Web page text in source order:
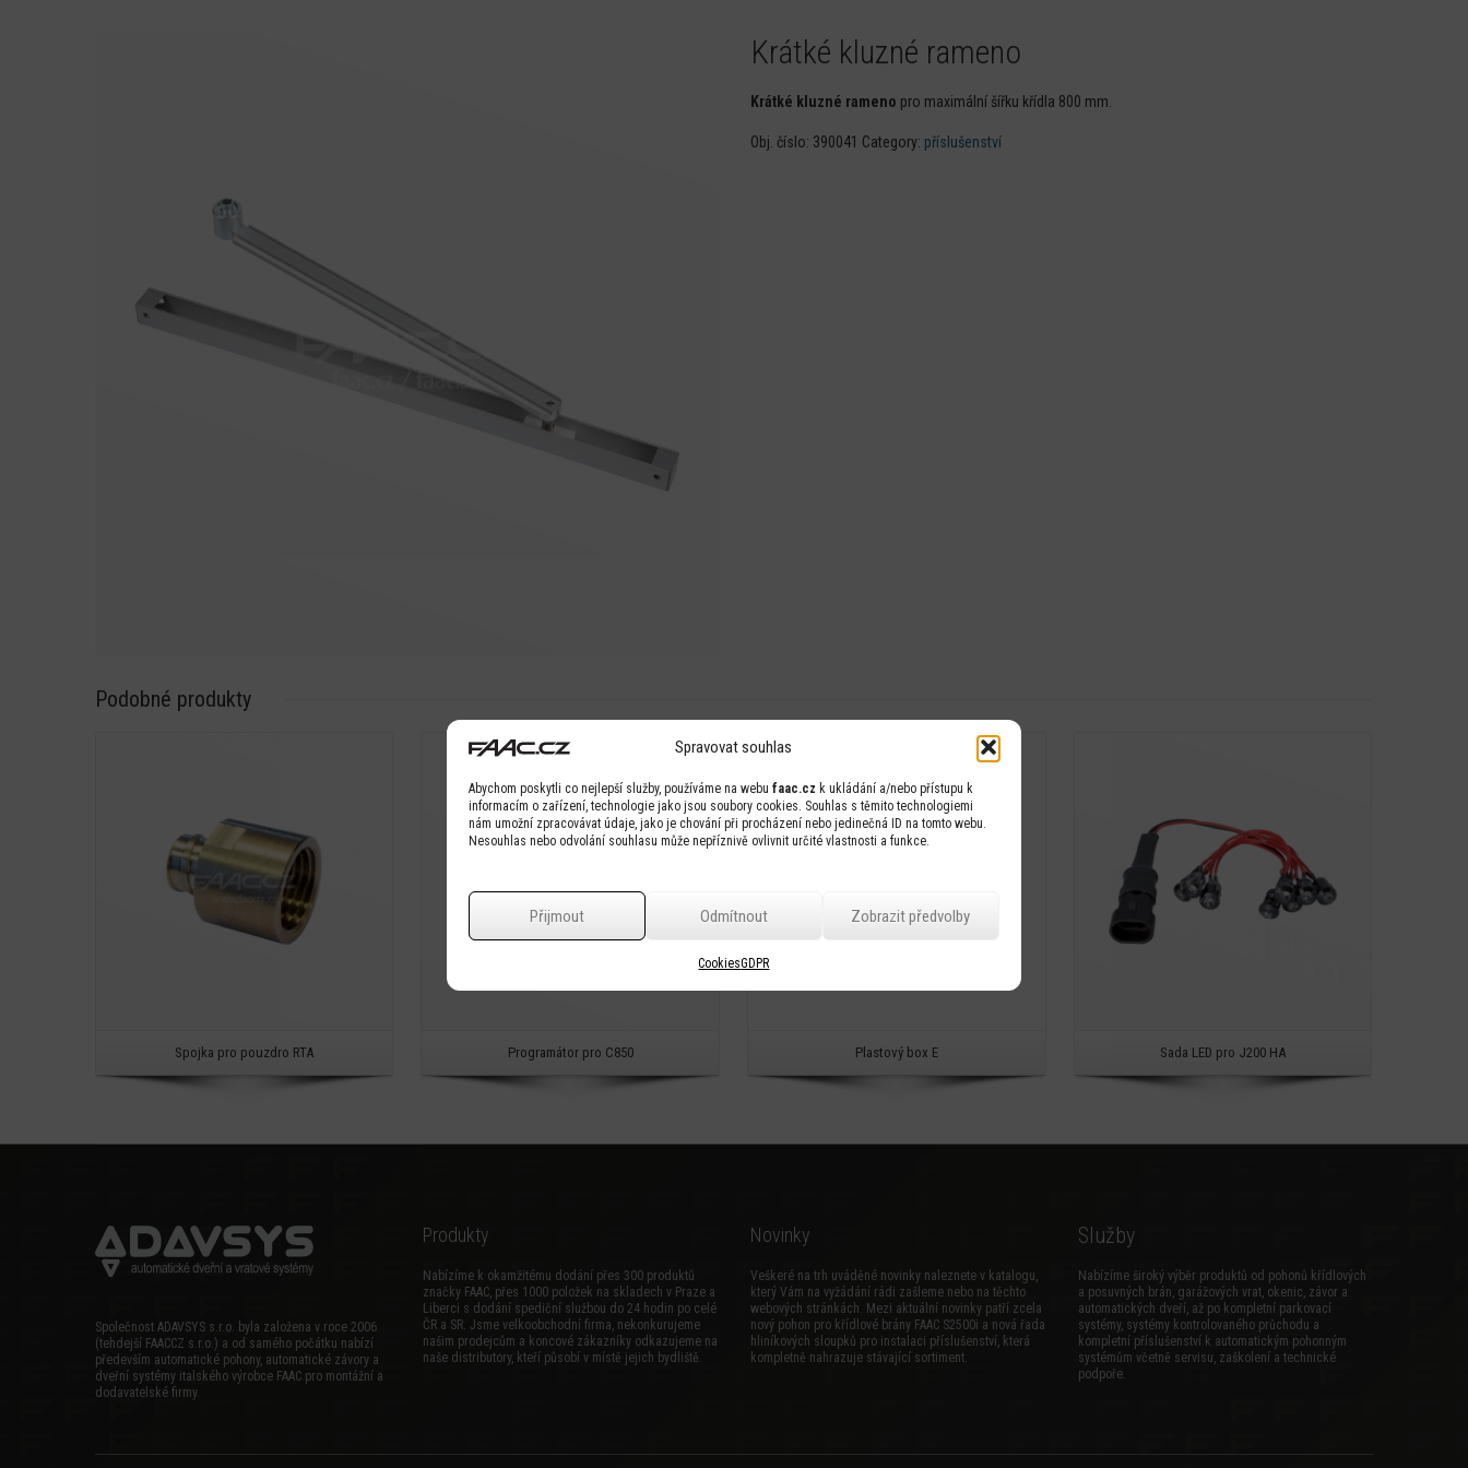
Spravovat souhlas
Abychom poskytli co nejlepší služby, používáme na webu faac.cz k ukládání a/nebo přístupu k
informacím o zařízení, technologie jako jsou soubory cookies. Souhlas s těmito technologiemi
nám umožní zpracovávat údaje, jako je chování při procházení nebo jedinečná ID na tomto webu.
Nesouhlas nebo odvolání souhlasu může nepříznivě ovlivnit určité vlastnosti a funkce.
Přijmout Odmítnout Zobrazit předvolby
CookiesGDPR
Krátké kluzné rameno
Krátké kluzné rameno pro maximální šířku křídla 800 mm.
Obj. číslo: 390041 Category: příslušenství
Podobné produkty
Spojka pro pouzdro RTA
Detail
Programátor pro C850 Plastový box E Sada LED pro J200 HA
Společnost ADAVSYS s.r.o. byla založena v roce 2006
(tehdejší FAACCZ s.r.o.) a od samého počátku nabízí
především automatické pohony, automatické závory a
dveřní systémy italského výrobce FAAC pro montážní a
dodavatelské firmy.
Produkty
Nabízíme k okamžitému dodání přes 300 produktů
značky FAAC, přes 1000 položek na skladech v Praze a
Liberci s dodání spediční službou do 24 hodin po celé
ČR a SR. Jsme velkoobchodní firma, nekonkurujeme
našim prodejcům a koncové zákazníky odkazujeme na
naše distributory, kteří působí v místě jejich bydliště.
Novinky
Veškeré na trh uváděné novinky naleznete v katalogu,
který Vám na vyžádání rádi zašleme nebo na těchto
webových stránkách. Mezi aktuální novinky patří zcela
nový pohon pro křídlové brány FAAC S2500i a nová řada
hliníkových sloupků pro instalaci příslušenství, která
kompletně nahrazuje stávající sortiment.
Služby
Nabízíme široký výběr produktů od pohonů křídlových
a posuvných brán, garážových vrat, okenic, závor a
automatických dveří, až po kompletní parkovací
systémy, systémy kontrolovaného průchodu a
kompletní příslušenství k automatickým pohonným
systémům včetně servisu, zaškolení a technické
podpoře.